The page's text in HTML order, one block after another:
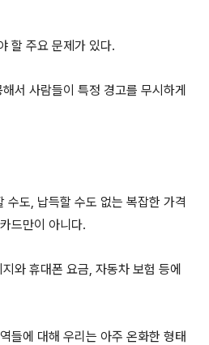
할 주요 문제가 있다.
서 사람들이 특정 경고를 무시하게
수도, 납득할 수도 없는 복잡한 가격
드만이 아니다.
와 휴대폰 요금, 자동차 보험 등에
들에 대해 우리는 아주 온화한 형태